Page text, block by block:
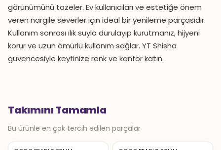
görünümünü tazeler. Ev kullanıcıları ve estetiğe önem
veren nargile severler için ideal bir yenileme parçasıdır.
Kullanım sonrası ılık suyla durulayıp kurutmanız, hijyeni
korur ve uzun ömürlü kullanım sağlar. YT Shisha
güvencesiyle keyfinize renk ve konfor katın.
Takımını Tamamla
Bu ürünle en çok tercih edilen parçalar